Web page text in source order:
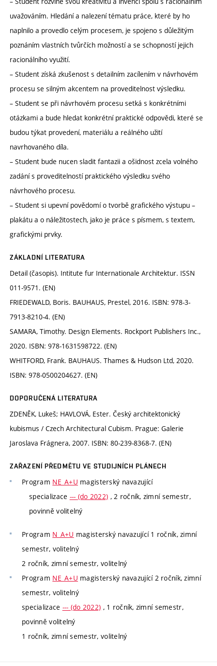
uvažováním. Hledání a nalezení tématu práce, které by ho
naplnilo a provedlo celým procesem, je spojeno s důležitým
poznáním vlastních tvůrčích možností a se schopností jejich
racionálního využití.
– Student získá zkušenost s detailním zacílením v návrhovém
procesu se silným akcentem na proveditelnost výsledku.
– Student se při návrhovém procesu setká s konkrétními
otázkami a bude hledat konkrétní praktické odpovědi, které se
budou týkat provedení, materiálu a reálného užití
navrhovaného díla.
– Student bude nucen sladit fantazii a ošidnost zcela volného
zadání s proveditelností praktického výsledku svého
návrhového procesu.
– Student si upevní povědomí o tvorbě grafického výstupu –
plakátu a o náležitostech, jako je práce s písmem, s textem,
grafickými prvky.
ZÁKLADNÍ LITERATURA
Detail (časopis). Intitute fur Internationale Architektur. ISSN
011-9571. (EN)
FRIEDEWALD, Boris. BAUHAUS, Prestel, 2016. ISBN: 978-3-
7913-8210-4. (EN)
SAMARA, Timothy. Design Elements. Rockport Publishers Inc.,
2020. ISBN: 978-1631598722. (EN)
WHITFORD, Frank. BAUHAUS. Thames & Hudson Ltd, 2020.
ISBN: 978-0500204627. (EN)
DOPORUČENÁ LITERATURA
ZDENĚK, Lukeš; HAVLOVÁ, Ester. Český architektonický
kubismus / Czech Architectural Cubism. Prague: Galerie
Jaroslava Frágnera, 2007. ISBN: 80-239-8368-7. (EN)
ZAŘAZENÍ PŘEDMĚTU VE STUDIJNÍCH PLÁNECH
Program NE_A+U magisterský navazující
specializace --- (do 2022) , 2 ročník, zimní semestr,
povinně volitelný
Program N_A+U magisterský navazující 1 ročník, zimní
semestr, volitelný
2 ročník, zimní semestr, volitelný
Program NE_A+U magisterský navazující 2 ročník, zimní
semestr, volitelný
specializace --- (do 2022) , 1 ročník, zimní semestr,
povinně volitelný
1 ročník, zimní semestr, volitelný